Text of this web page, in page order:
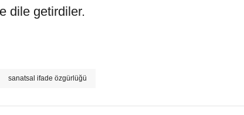
dile getirdiler.
sanatsal ifade özgürlüğü